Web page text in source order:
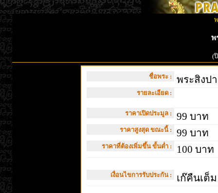
พ
(
ชื่อพระ : พระสิงป
รายละเอียด :
ราคาเปิดประมูล : 99 บาท
ราคาสูงสุด ขณะนี้ : 99 บาท
ราคาที่ต้องเพิ่มขึ้น ขั้นต่ำ : 100 บาท
เงื่อนไขการรับประกัน : เก๊คืนเต็ม